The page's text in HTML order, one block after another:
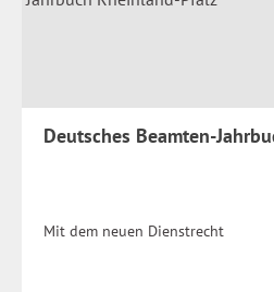
Deutsches Beamten-
Mit dem neuen Dienstrecht